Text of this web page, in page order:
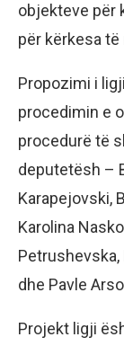
objekteve për
për kërkesa të
Propozimi i
procedimin e
procedurë të
deputetësh –
Karapejovski,
Karolina
Petrushevska,
dhe Pavle
Projekt ligji